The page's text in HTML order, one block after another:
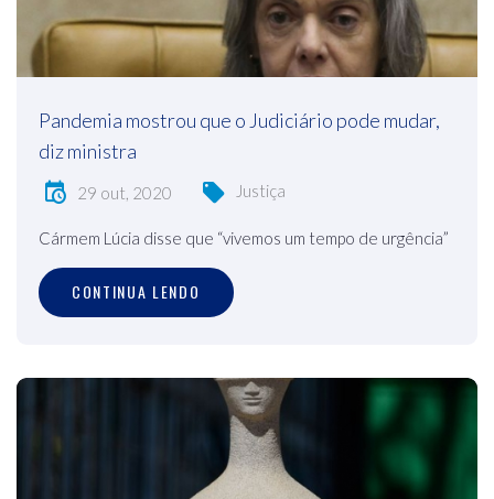
Pandemia mostrou que o Judiciário pode mudar,
diz ministra
29 out, 2020 Justiça
Cármem Lúcia disse que “vivemos um tempo de urgência”
CONTINUA LENDO